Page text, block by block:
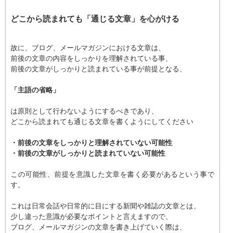
どこから読まれても「通じる文章」を心がける
故に、ブログ、メールマガジンにおける文章は、
前後の文章の内容をしっかりを理解されている事、
前後の文章がしっかりと読まれている事が前提となる、
「主語の省略」
は原則として行わないようにするべきであり、
どこから読まれても通じる文章を書くようにしてください
・前後の文章をしっかりと理解されていない可能性
・前後の文章がしっかりと読まれていない可能性
この可能性、前提を意識した文章を書く必要があるという事で
す。
これは日常会話や日常的に目にする新聞や雑誌の文章とは、
少し違った意識が必要なポイントと言えますので、
ブログ、メールマガジンの文章を書き上げていく際は、